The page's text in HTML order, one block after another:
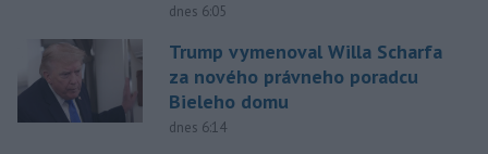
dnes 6:05
Trump vymenoval Willa Scharfa
za nového právneho poradcu
Bieleho domu
dnes 6:14